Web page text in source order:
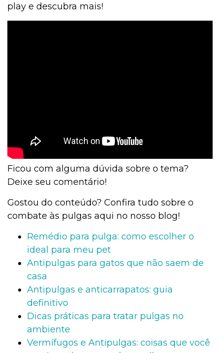
play e descubra mais!
Ficou com alguma dúvida sobre o tema?
Deixe seu comentário!
Gostou do conteúdo? Confira tudo sobre o
combate às pulgas aqui no nosso blog!
Remédio para pulga: como escolher o
ideal para meu pet
Antipulgas para gatos que não saem de
casa
Antipulgas e anticarrapatos: guia
definitivo
Dicas práticas para tratar pulgas no
ambiente
Vermífugos e Antipulgas: coisas que você